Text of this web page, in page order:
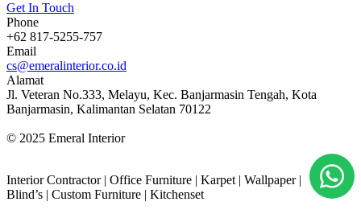
Get In Touch
Phone
+62 817-5255-757
Email
cs@emeralinterior.co.id
Alamat
Jl. Veteran No.333, Melayu, Kec. Banjarmasin Tengah, Kota
Banjarmasin, Kalimantan Selatan 70122
© 2025 Emeral Interior
Interior Contractor | Office Furniture | Karpet | Wallpaper |
Blind’s | Custom Furniture | Kitchenset